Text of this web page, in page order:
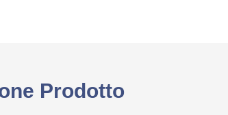
Prodotto